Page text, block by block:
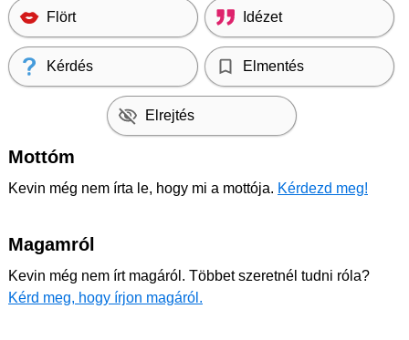
Flört Idézet
Kérdés Elmentés
Elrejtés
Mottóm
Kevin még nem írta le, hogy mi a mottója. Kérdezd meg!
Magamról
Kevin még nem írt magáról. Többet szeretnél tudni róla?
Kérd meg, hogy írjon magáról.